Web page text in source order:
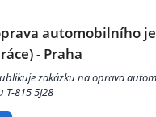
automobilního
- Praha
zakázku na oprava
T-815 5J28